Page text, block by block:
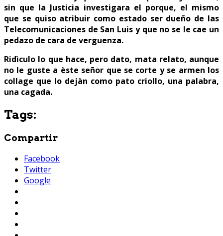
sin que la Justicia investigara el porque, el mismo
que se quiso atribuir como estado ser dueño de las
Telecomunicaciones de San Luis y que no se le cae un
pedazo de cara de verguenza.
Ridìculo lo que hace, pero dato, mata relato, aunque
no le guste a èste señor que se corte y se armen los
collage que lo dejàn como pato criollo, una palabra,
una cagada.
Tags:
Compartir
Facebook
Twitter
Google